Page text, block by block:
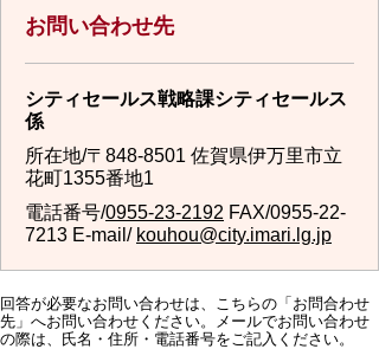
お問い合わせ先
シティセールス戦略課シティセールス
係
所在地/〒848-8501 佐賀県伊万里市立
花町1355番地1
電話番号/0955-23-2192 FAX/0955-22-
7213 E-mail/ kouhou@city.imari.lg.jp
回答が必要なお問い合わせは、こちらの「お問合わせ
先」へお問い合わせください。メールでお問い合わせ
の際は、氏名・住所・電話番号をご記入ください。